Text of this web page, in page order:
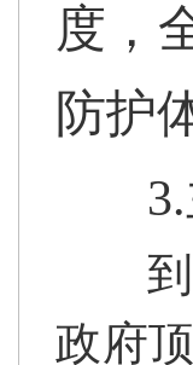
度，
防护
政府